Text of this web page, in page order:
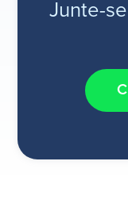
Junte-